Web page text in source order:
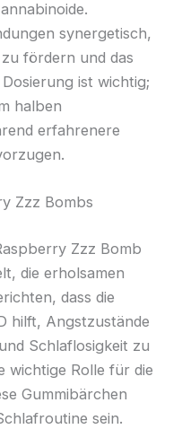
synergetisch,
fördern und das
ist wichtig;
halben
erfahrenere
Zzz Bombs
Zzz Bomb
die erholsamen
dass die
hilft, Angstzustände
Schlaflosigkeit zu
wichtige Rolle für die
Gummibärchen
sein.